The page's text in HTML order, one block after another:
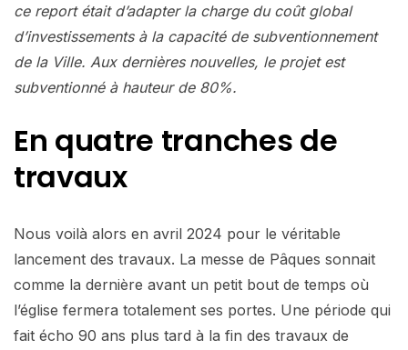
ce report était d’adapter la charge du coût global
d’investissements à la capacité de subventionnement
de la Ville. Aux dernières nouvelles, le projet est
subventionné à hauteur de 80%.
En quatre tranches de
travaux
Nous voilà alors en avril 2024 pour le véritable
lancement des travaux. La messe de Pâques sonnait
comme la dernière avant un petit bout de temps où
l’église fermera totalement ses portes. Une période qui
fait écho 90 ans plus tard à la fin des travaux de